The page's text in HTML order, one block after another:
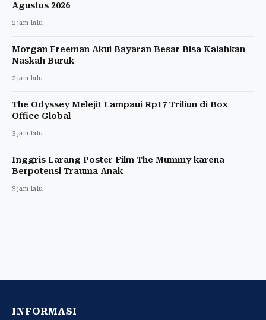
Agustus 2026
2 jam lalu
Morgan Freeman Akui Bayaran Besar Bisa Kalahkan
Naskah Buruk
2 jam lalu
The Odyssey Melejit Lampaui Rp17 Triliun di Box
Office Global
3 jam lalu
Inggris Larang Poster Film The Mummy karena
Berpotensi Trauma Anak
3 jam lalu
INFORMASI